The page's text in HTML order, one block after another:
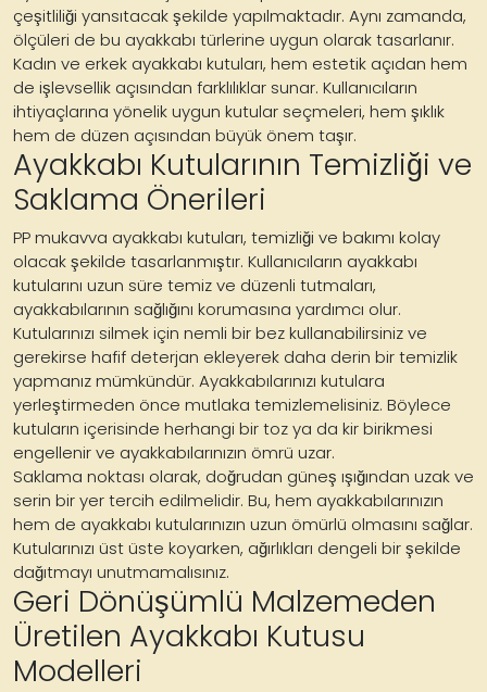
çeşitliliği yansıtacak şekilde yapılmaktadır. Aynı zamanda,
ölçüleri de bu ayakkabı türlerine uygun olarak tasarlanır.
Kadın ve erkek ayakkabı kutuları, hem estetik açıdan hem
de işlevsellik açısından farklılıklar sunar. Kullanıcıların
ihtiyaçlarına yönelik uygun kutular seçmeleri, hem şıklık
hem de düzen açısından büyük önem taşır.
Ayakkabı Kutularının Temizliği ve
Saklama Önerileri
PP mukavva ayakkabı kutuları, temizliği ve bakımı kolay
olacak şekilde tasarlanmıştır. Kullanıcıların ayakkabı
kutularını uzun süre temiz ve düzenli tutmaları,
ayakkabılarının sağlığını korumasına yardımcı olur.
Kutularınızı silmek için nemli bir bez kullanabilirsiniz ve
gerekirse hafif deterjan ekleyerek daha derin bir temizlik
yapmanız mümkündür. Ayakkabılarınızı kutulara
yerleştirmeden önce mutlaka temizlemelisiniz. Böylece
kutuların içerisinde herhangi bir toz ya da kir birikmesi
engellenir ve ayakkabılarınızın ömrü uzar.
Saklama noktası olarak, doğrudan güneş ışığından uzak ve
serin bir yer tercih edilmelidir. Bu, hem ayakkabılarınızın
hem de ayakkabı kutularınızın uzun ömürlü olmasını sağlar.
Kutularınızı üst üste koyarken, ağırlıkları dengeli bir şekilde
dağıtmayı unutmamalısınız.
Geri Dönüşümlü Malzemeden
Üretilen Ayakkabı Kutusu
Modelleri